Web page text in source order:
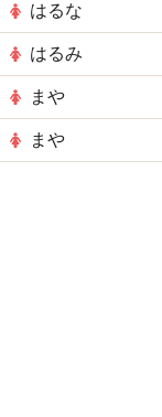
はるな
はるみ
まや
まや